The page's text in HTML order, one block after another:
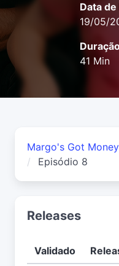
Data
19/05/
41 Min
Margo's Got
Episódio 8
Releases
Validado